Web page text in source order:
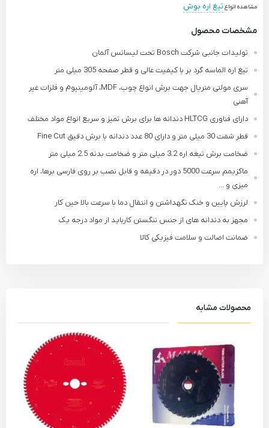
مشاهده انواع تیغ اره بوش
مشخصات محصول
تولیدات جانبی شرکت Bosch تحت لیسانس آلمان
تیغ اره الماسه گرد بر با کیفیت عالی و قطر صفحه 305 میلی متر
سری مولتی متریال جهت برش انواع چوب، MDF، آلومینیوم و فلزات غیر
آهنی
دارای فناوری HLTCG دندانه ها برای برش تمیز و سریع انواع مواد مختلف
قطر شفت 30 میلی متر و دارای 80 عدد دندانه با برش دقیق Fine Cut
ضخامت برش تیغه اره 3.2 میلی متر و ضخامت بدنه 2.5 میلی متر
ماکزیمم سرعت 5000 دور در دقیقه و قابل نصب بر روی فارسی برها، اره
میزی و ...
لرزش پایین و خنک نگهداشتن و انتقال دما با سرعت بالا حین کار
مجهز به دندانه های از جنس تنگستن کارباید از مواد درجه یک
ضمانت اصالت و سلامت فیزیکی کالا
محصولات مشابه